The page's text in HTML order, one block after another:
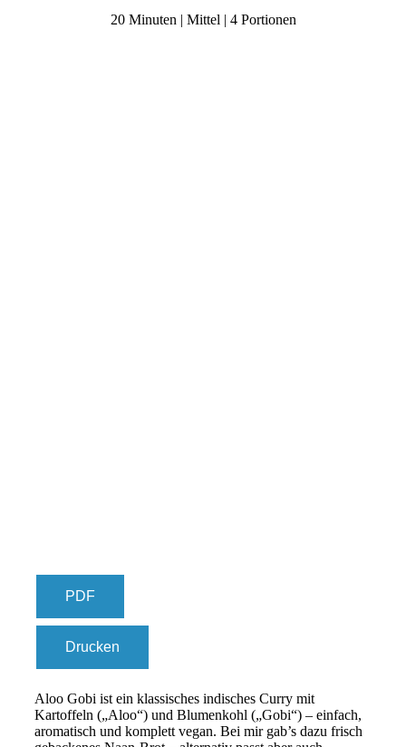
20 Minuten | Mittel | 4 Portionen
PDF
Drucken
Aloo Gobi ist ein klassisches indisches Curry mit
Kartoffeln („Aloo“) und Blumenkohl („Gobi“) – einfach,
aromatisch und komplett vegan. Bei mir gab’s dazu frisch